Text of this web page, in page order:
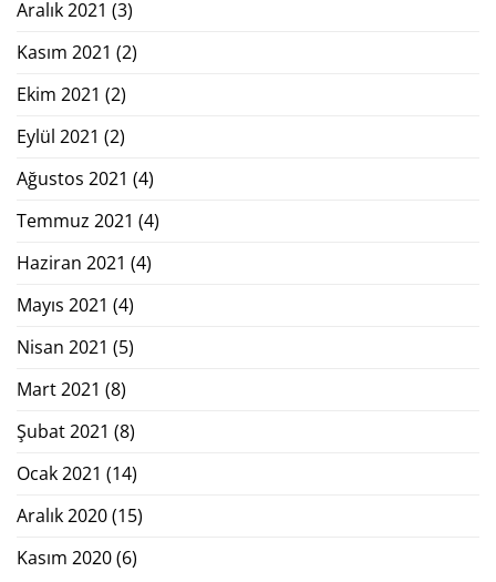
Aralık 2021 (3)
Kasım 2021 (2)
Ekim 2021 (2)
Eylül 2021 (2)
Ağustos 2021 (4)
Temmuz 2021 (4)
Haziran 2021 (4)
Mayıs 2021 (4)
Nisan 2021 (5)
Mart 2021 (8)
Şubat 2021 (8)
Ocak 2021 (14)
Aralık 2020(15)
Kasım 2020(6)